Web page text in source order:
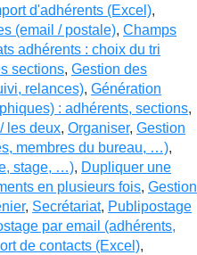
d'adhérents (Excel),
(email / postale), Champs
adhérents : choix du tri
sections, Gestion des
relances), Génération
: adhérents, sections,
les deux, Organiser, Gestion
membres du bureau, …),
stage, …), Dupliquer une
en plusieurs fois, Gestion
, Secrétariat, Publipostage
par email (adhérents,
de contacts (Excel),